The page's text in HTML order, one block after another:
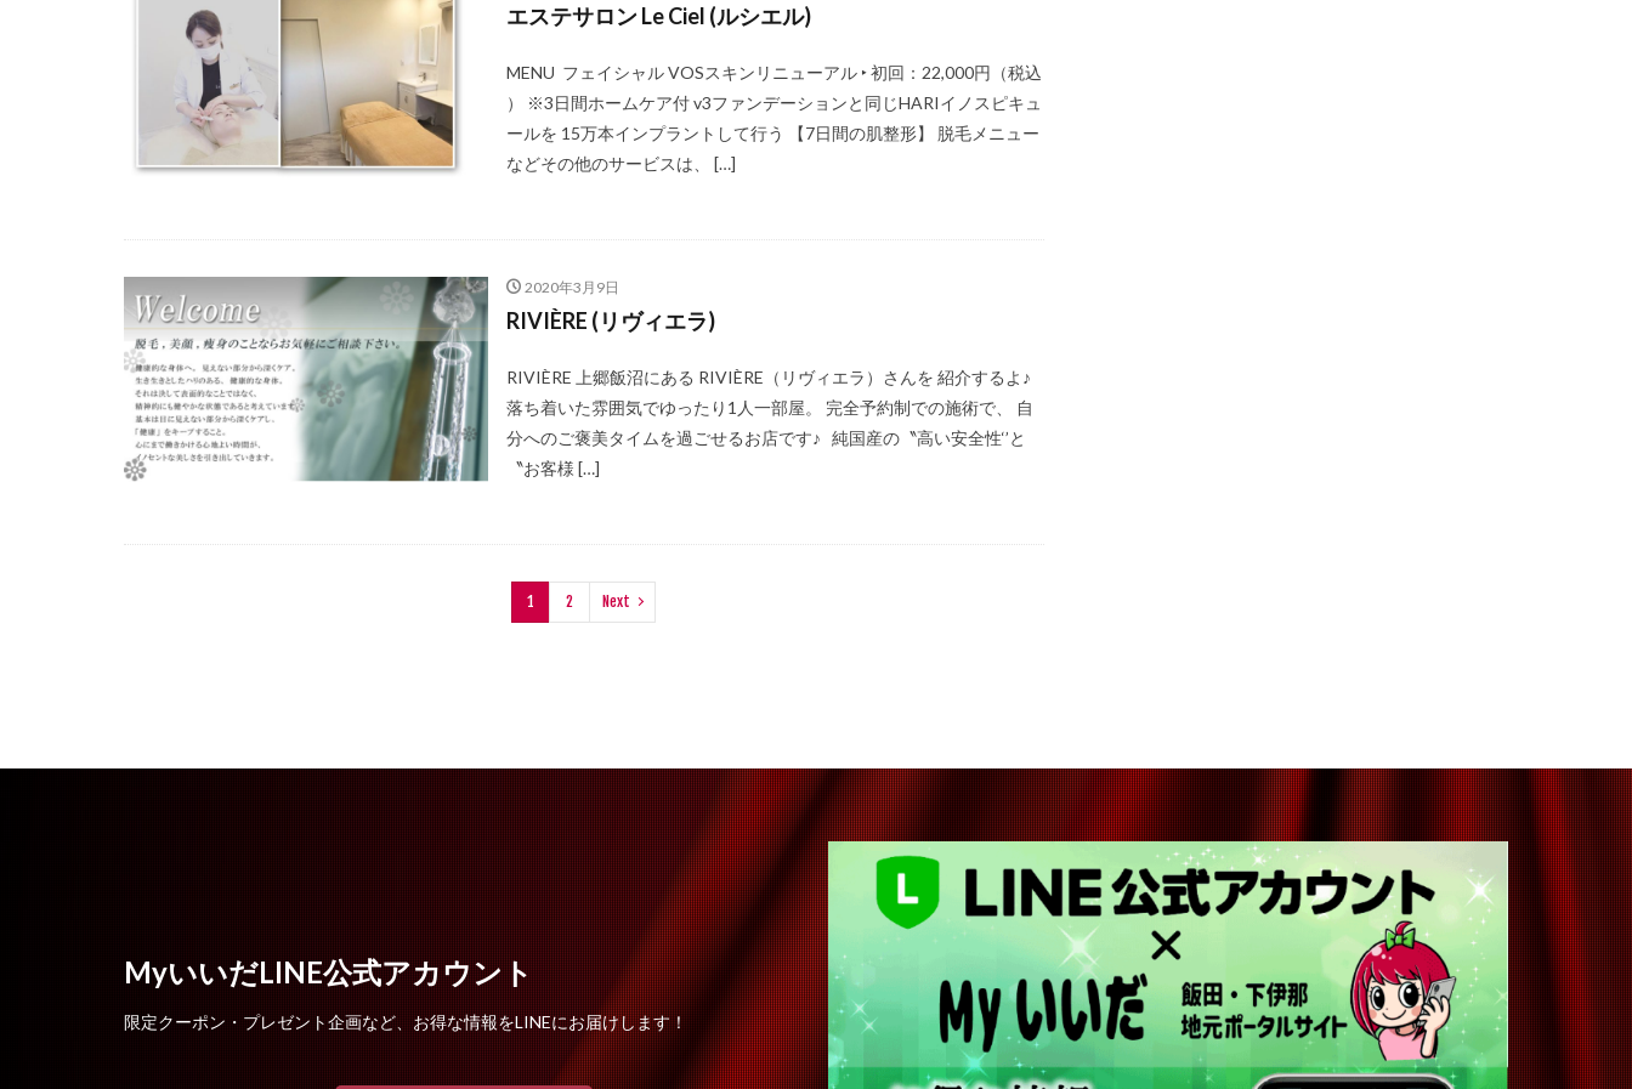
エステサロン Le Ciel (ルシエル)
MENU フェイシャル VOSスキンリニューアル ‣ 初回：22,000円（税込
） ※3日間ホームケア付 v3ファンデーションと同じHARIイノスピキュ
ールを 15万本インプラントして行う 【7日間の肌整形】 脱毛メニュー
などその他のサービスは、 […]
2020年3月9日
RIVIÈRE (リヴィエラ)
RIVIÈRE 上郷飯沼にある RIVIÈRE（リヴィエラ）さんを 紹介するよ♪
落ち着いた雰囲気でゆったり1人一部屋。 完全予約制での施術で、 自
分へのご褒美タイムを過ごせるお店です♪ 純国産の〝高い安全性‘’と
〝お客様 […]
1 2 Next
MyいいだLINE公式アカウント
限定クーポン・プレゼント企画など、お得な情報をLINEにお届けします！